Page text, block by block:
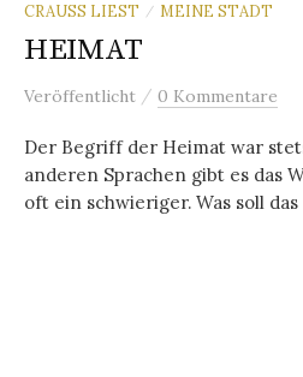
CRAUSS LIEST / MEINE STADT
HEIMAT
Veröffentlicht / 0 Kommentare
Der Begriff der Heimat war
anderen Sprachen gibt es das
oft ein schwieriger. Was soll das